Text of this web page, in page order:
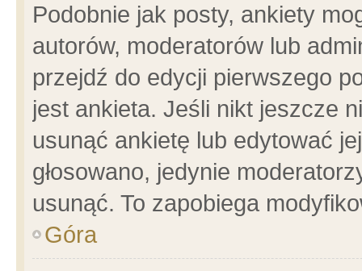
Podobnie jak posty, ankiety
autorów, moderatorów lub
przejdź do edycji pierwszego
jest ankieta. Jeśli nikt jeszcze
usunąć ankietę lub edytować
głosowano, jedynie
usunąć. To zapobiega
Góra